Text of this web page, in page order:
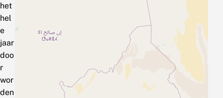
het
hel
e
jaar
doo
r
wor
den